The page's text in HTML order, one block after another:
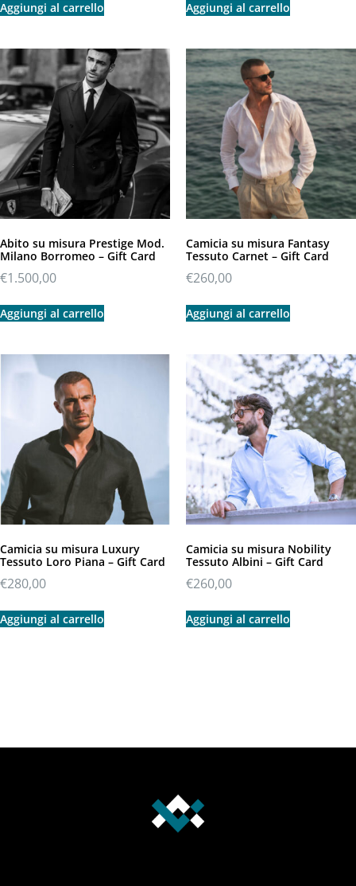
Aggiungi al carrello Aggiungi al carrello
Abito su misura Prestige Mod.
Milano Borromeo – Gift Card
€1.500,00
Aggiungi al carrello
Camicia su misura Fantasy
Tessuto Carnet – Gift Card
€260,00
Aggiungi al carrello
Camicia su misura Luxury
Tessuto Loro Piana – Gift Card
€280,00
Aggiungi al carrello
Camicia su misura Nobility
Tessuto Albini – Gift Card
€260,00
Aggiungi al carrello